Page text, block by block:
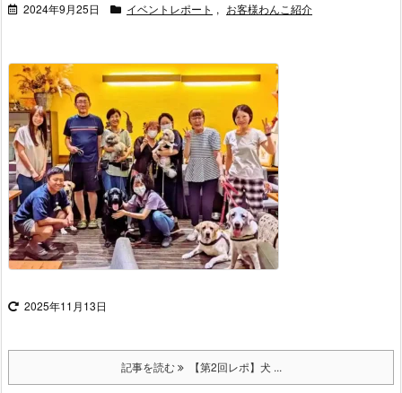
2024年9月25日 イベントレポート , お客様わんこ紹介
2025年11月13日
記事を読む 【第2回レポ】犬 ...